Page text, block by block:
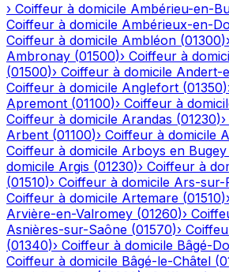
› Coiffeur à domicile Ambérieu-en-
Coiffeur à domicile Ambérieux-en-
Coiffeur à domicile Ambléon (01300)›
Ambronay (01500)› Coiffeur à
(01500)› Coiffeur à domicile Andert-
Coiffeur à domicile Anglefort (01350)
Apremont (01100)› Coiffeur à
Coiffeur à domicile Arandas (01230)›
Arbent (01100)› Coiffeur à domicile
Coiffeur à domicile Arboys en Bugey
domicile Argis (01230)› Coiffeur à
(01510)› Coiffeur à domicile Ars-sur-
Coiffeur à domicile Artemare (01510)›
Arvière-en-Valromey (01260)›
Asnières-sur-Saône (01570)›
(01340)› Coiffeur à domicile Bâgé-
Coiffeur à domicile Bâgé-le-Châtel (